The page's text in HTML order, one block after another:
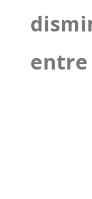
entre